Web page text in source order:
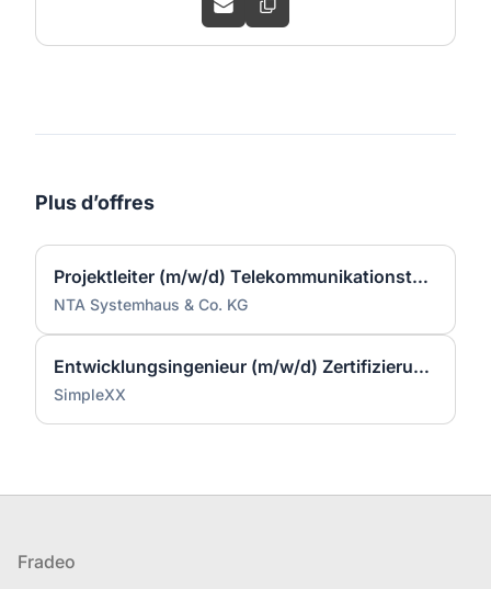
Plus d’offres
Projektleiter (m/w/d) Telekommunikationstechnik
NTA Systemhaus & Co. KG
Entwicklungsingenieur (m/w/d) Zertifizierung & Qualifikation – Light Twins für AIRBUS Helicopters
SimpleXX
Pied de page
Fradeo